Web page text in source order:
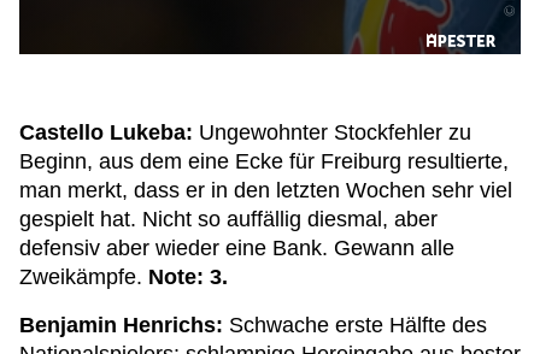
Castello Lukeba: Ungewohnter Stockfehler zu
Beginn, aus dem eine Ecke für Freiburg resultierte,
man merkt, dass er in den letzten Wochen sehr viel
gespielt hat. Nicht so auffällig diesmal, aber
defensiv aber wieder eine Bank. Gewann alle
Zweikämpfe. Note: 3.
Benjamin Henrichs: Schwache erste Hälfte des